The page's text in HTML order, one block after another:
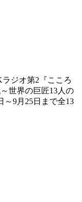
ジオ第2『こころ
世界の巨匠13人の
9月25日まで全13